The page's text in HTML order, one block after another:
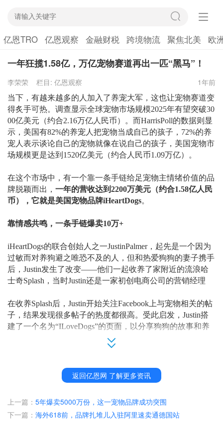
亿恩TRO 亿恩观察 金融财税 跨境物流 聚焦北美 欧
一年狂揽1.58亿，万亿宠物赛道再出一匹“黑马”！
李荣荣 栏目: 亿恩观察 1年前
当下，有越来越多的人加入了养宠大军，这也让宠物赛道变
得炙手可热。调查显示全球宠物市场规模2025年有望突破30
00亿美元（约合2.16万亿人民币）。而HarrisPoll的数据则显
示，美国有82%的养宠人把宠物当成自己的孩子，72%的养
宠人表示谈论自己的宠物就像在说自己的孩子， 美国宠物市
场规模更是达到 1520亿美元（约合人民币1.09万亿） 。
在这个市场中，有一个靠一条手链给足宠物主情绪价值的品
牌脱颖而出， 一年的营收达到2200万美元（约合1.58亿人民
币），它就是美国宠物品牌iHeartDogs。
靠情感共鸣，一条手链爆卖10万+
iHeartDogs的联合创始人之一JustinPalmer，起先是一个因为
过敏而对养狗避之唯恐不及的人，但和热爱狗狗的妻子携手
后，Justin发生了改变——他们一起收养了家附近的流浪哈
士奇Splash，当时Justin还是一家初创电商公司的营销经理
在收养Splash后，Justin开始关注Facebook上与宠物相关的帖
子，结果发现很多帖子的热度都很高。受此启发，Justin搭
建了一个名为“ILoveDogs”的页面，以分享狗狗的故事和养
宠知识，在简单的推广后，迅速吸引了数十万粉丝。
了。然后他和自己的好朋友、另一位品牌创始人——在创建
和扩大媒体公司有着丰富经验的Marshall一起创立了iHeartDo
iHeartDogs的第一件产品很简单——是一款手链。用Justin的
返回亿恩网 了解更多资讯
上一篇： 5年爆卖5000万份，这一宠物品牌成功突围
下一篇： 海外618前，品牌扎堆儿入驻阿里速卖通德国站